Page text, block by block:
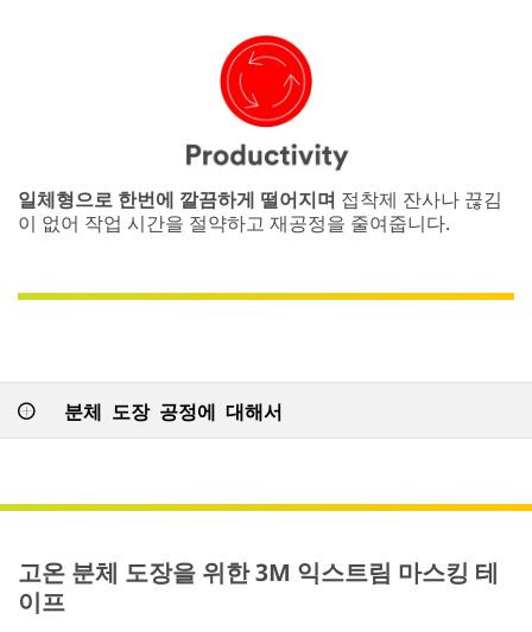
일체형으로 한번에 깔끔하게 떨어지며 접착제 잔사나 끊김
이 없어 작업 시간을 절약하고 재공정을 줄여줍니다.
분체 도장 공정에 대해서
고온 분체 도장을 위한 3M 익스트림 마스킹 테
이프